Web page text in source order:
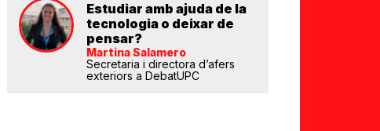
Estudiar amb ajuda de la
tecnologia o deixar de
pensar?
Martina Salamero
Secretaria i directora d’afers
exteriors a DebatUPC